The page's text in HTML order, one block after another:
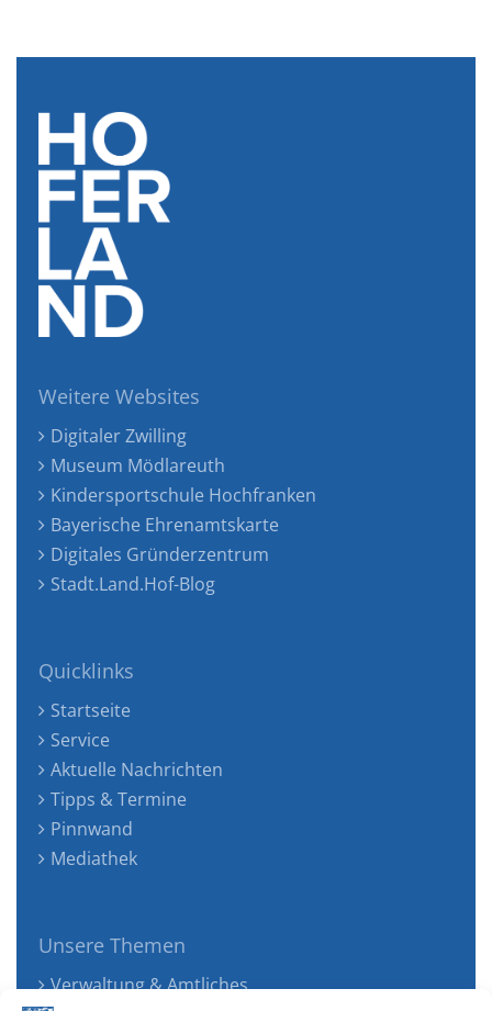
Weitere Websites
Digitaler Zwilling
Museum Mödlareuth
Kindersportschule Hochfranken
Bayerische Ehrenamtskarte
Digitales Gründerzentrum
Stadt.Land.Hof-Blog
Quicklinks
Startseite
Service
Aktuelle Nachrichten
Tipps & Termine
Pinnwand
Mediathek
Unsere Themen
Verwaltung & Amtliches